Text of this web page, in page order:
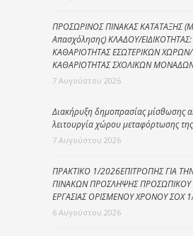
ΠΡΟΣΩΡΙΝΟΣ ΠΙΝΑΚΑΣ ΚΑΤΑΤΑΞΗΣ
Απασχόλησης) ΚΛΑΔΟΥ/
ΚΑΘΑΡΙΟΤΗΤΑΣ ΕΣΩΤΕΡΙΚΩΝ
ΚΑΘΑΡΙΟΤΗΤΑΣ ΣΧΟΛΙΚΩΝ
7 Αυγούστου 2026
Διακήρυξη δημοπρασίας μίσθωσης
λειτουργία χώρου μεταφόρτωσης
7 Αυγούστου 2026
ΠΡΑΚΤΙΚΟ 1/2026ΕΠΙΤΡΟΠΗΣ ΓΙΑ
ΠΙΝΑΚΩΝ ΠΡΟΣΛΗΨΗΣ
ΕΡΓΑΣΙΑΣ ΟΡΙΣΜΕΝΟΥ ΧΡΟΝΟΥ ΣΟΧ
6 Αυγούστου 2026